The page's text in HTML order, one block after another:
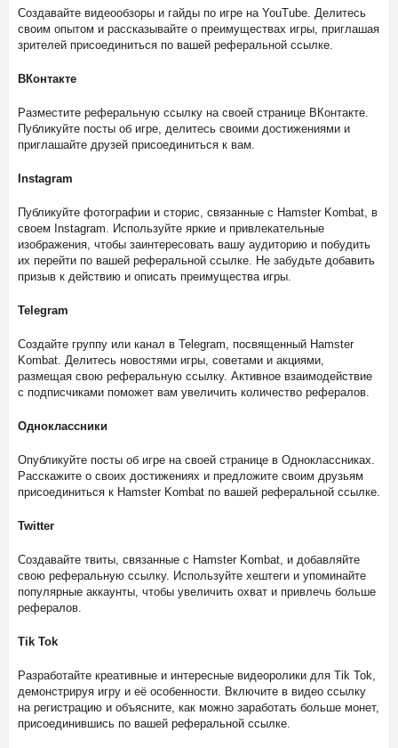
Создавайте видеообзоры и гайды по игре на YouTube. Делитесь
своим опытом и рассказывайте о преимуществах игры, приглашая
зрителей присоединиться по вашей реферальной ссылке.
ВКонтакте
Разместите реферальную ссылку на своей странице ВКонтакте.
Публикуйте посты об игре, делитесь своими достижениями и
приглашайте друзей присоединиться к вам.
Instagram
Публикуйте фотографии и сторис, связанные с Hamster Kombat, в
своем Instagram. Используйте яркие и привлекательные
изображения, чтобы заинтересовать вашу аудиторию и побудить
их перейти по вашей реферальной ссылке. Не забудьте добавить
призыв к действию и описать преимущества игры.
Telegram
Создайте группу или канал в Telegram, посвященный Hamster
Kombat. Делитесь новостями игры, советами и акциями,
размещая свою реферальную ссылку. Активное взаимодействие
с подписчиками поможет вам увеличить количество рефералов.
Одноклассники
Опубликуйте посты об игре на своей странице в Одноклассниках.
Расскажите о своих достижениях и предложите своим друзьям
присоединиться к Hamster Kombat по вашей реферальной ссылке.
Twitter
Создавайте твиты, связанные с Hamster Kombat, и добавляйте
свою реферальную ссылку. Используйте хештеги и упоминайте
популярные аккаунты, чтобы увеличить охват и привлечь больше
рефералов.
Tik Tok
Разработайте креативные и интересные видеоролики для Tik Tok,
демонстрируя игру и её особенности. Включите в видео ссылку
на регистрацию и объясните, как можно заработать больше монет,
присоединившись по вашей реферальной ссылке.